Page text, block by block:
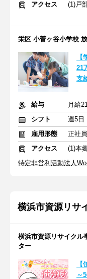
アクセス
栄区 小菅ヶ谷小学校
21
支
給与
シフト
週5日
雇用形態
正社員
アクセス
特定非営利活動法人
横浜市資源リサ
横浜市資源リサイク
ター
～